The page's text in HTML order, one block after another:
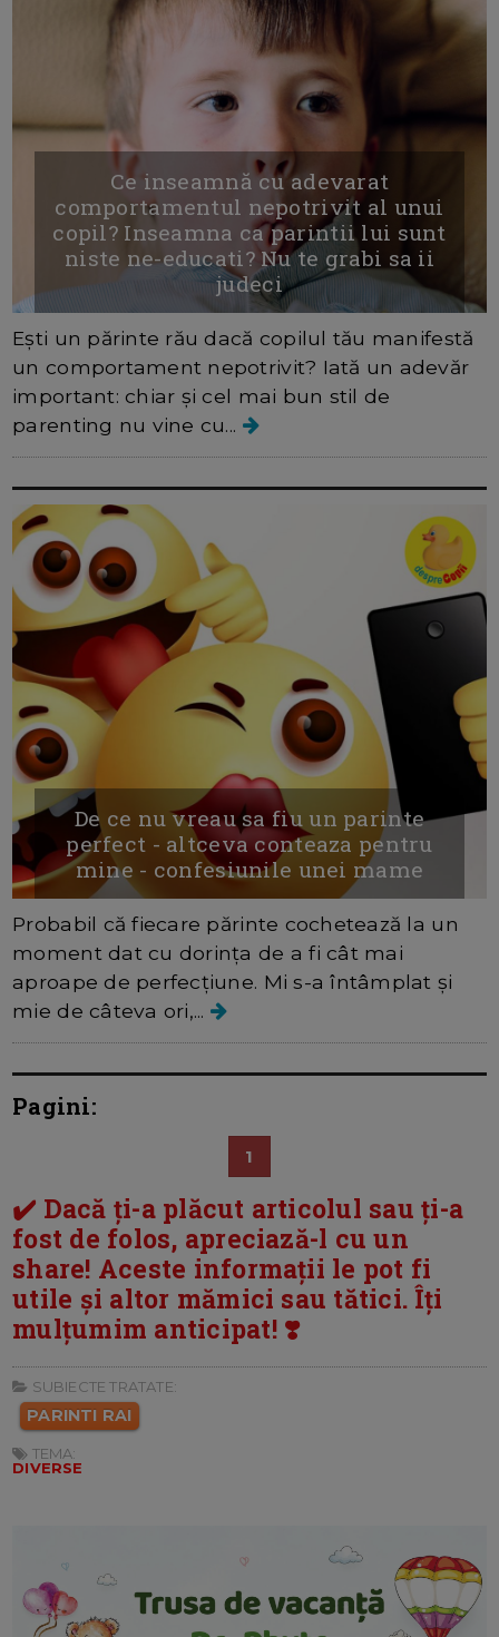
Ce inseamnă cu adevarat
comportamentul nepotrivit al unui
copil? Inseamna ca parintii lui sunt
niste ne-educati? Nu te grabi sa ii
judeci
Ești un părinte rău dacă copilul tău manifestă
un comportament nepotrivit? Iată un adevăr
important: chiar și cel mai bun stil de
parenting nu vine cu...
De ce nu vreau sa fiu un parinte
perfect - altceva conteaza pentru
mine - confesiunile unei mame
Probabil că fiecare părinte cochetează la un
moment dat cu dorința de a fi cât mai
aproape de perfecțiune. Mi s-a întâmplat și
mie de câteva ori,...
Pagini:
1
✔️ Dacă ți-a plăcut articolul sau ți-a
fost de folos, apreciază-l cu un
share! Aceste informații le pot fi
utile și altor mămici sau tătici. Îți
mulțumim anticipat! ❣️
SUBIECTE TRATATE:
PARINTI RAI
TEMA:
DIVERSE